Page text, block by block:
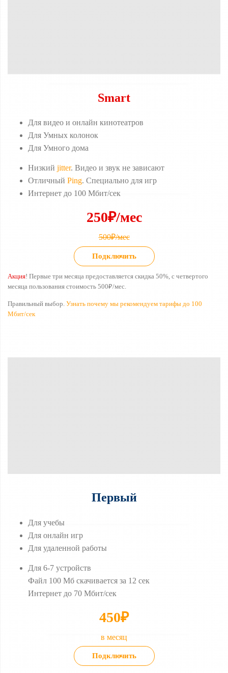
Smart
Для видео и онлайн кинотеатров
Для Умных колонок
Для Умного дома
Низкий jitter. Видео и звук не зависают
Отличный Ping. Специально для игр
Интернет до 100 Мбит/сек
250₽/мес
500₽/мес
Подключить
Акция! Первые три месяца предоставляется скидка 50%, с четвертого
месяца пользования стоимость 500₽/мес.
Правильный выбор. Узнать почему мы рекомендуем тарифы до 100
Мбит/сек
Первый
Для учебы
Для онлайн игр
Для удаленной работы
Для 6-7 устройств
Файл 100 Мб скачивается за 12 сек
Интернет до 70 Мбит/сек
450₽
в месяц
Подключить